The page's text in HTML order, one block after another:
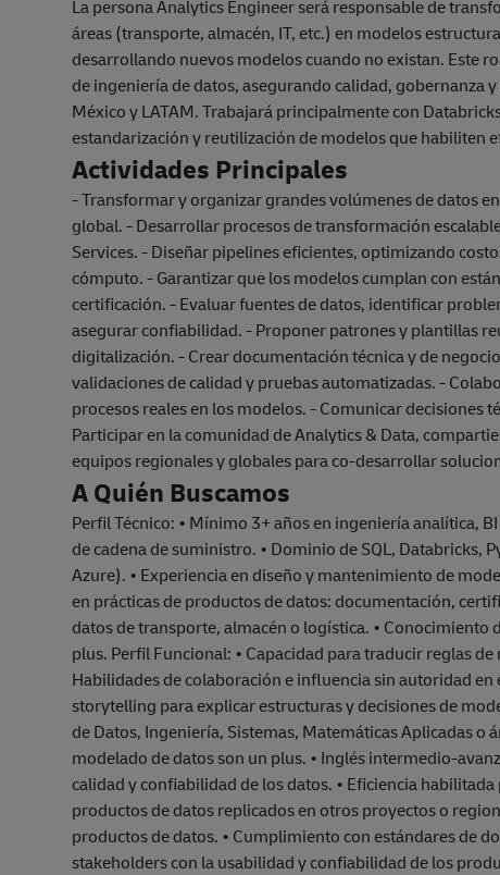
La persona Analytics Engineer será responsable de
áreas (transporte, almacén, IT, etc.) en modelos
desarrollando nuevos modelos cuando no existan. Este
de ingeniería de datos, asegurando calidad, gobernanza
México y LATAM. Trabajará principalmente con
estandarización y reutilización de modelos que habiliten
Actividades Principales
- Transformar y organizar grandes volúmenes de datos
global. - Desarrollar procesos de transformación
Services. - Diseñar pipelines eficientes, optimizando
cómputo. - Garantizar que los modelos cumplan con
certificación. - Evaluar fuentes de datos, identificar
asegurar confiabilidad. - Proponer patrones y plantillas
digitalización. - Crear documentación técnica y de
validaciones de calidad y pruebas automatizadas. -
procesos reales en los modelos. - Comunicar decisiones
Participar en la comunidad de Analytics & Data,
equipos regionales y globales para co-desarrollar
A Quién Buscamos
Perfil Técnico: • Mínimo 3+ años en ingeniería analítica,
de cadena de suministro. • Dominio de SQL, Databricks,
Azure). • Experiencia en diseño y mantenimiento de
en prácticas de productos de datos: documentación,
datos de transporte, almacén o logística. •
plus. Perfil Funcional: • Capacidad para traducir reglas
Habilidades de colaboración e influencia sin autoridad
storytelling para explicar estructuras y decisiones de
de Datos, Ingeniería, Sistemas, Matemáticas Aplicadas o
modelado de datos son un plus. • Inglés intermedio-
calidad y confiabilidad de los datos. • Eficiencia
productos de datos replicados en otros proyectos o
productos de datos. • Cumplimiento con estándares de
stakeholders con la usabilidad y confiabilidad de los